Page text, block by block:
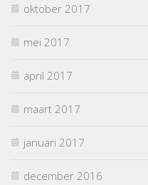
oktober 2017
mei 2017
april 2017
maart 2017
januari 2017
december 2016